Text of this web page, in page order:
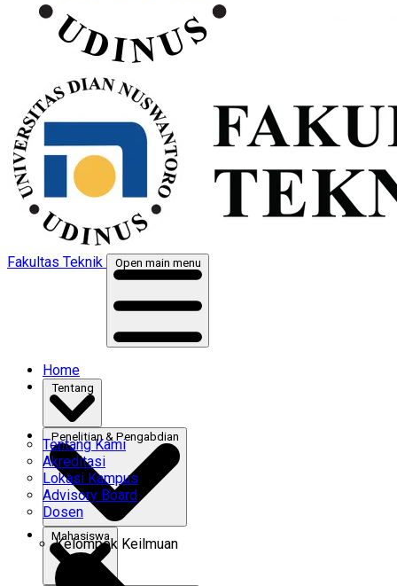
Fakultas Teknik Open main menu
Home
Tentang Kami
Akreditasi
Lokasi Kampus
Advisory Board
Dosen
Kelompok Keilmuan
Mahasiswa